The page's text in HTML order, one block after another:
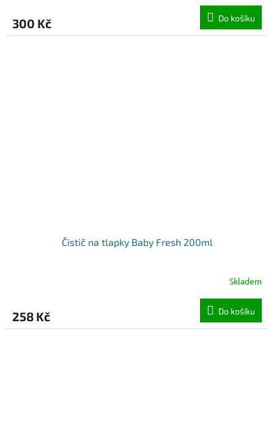
300 Kč Do košíku
Čistič na tlapky Baby Fresh 200ml
Skladem
258 Kč Do košíku